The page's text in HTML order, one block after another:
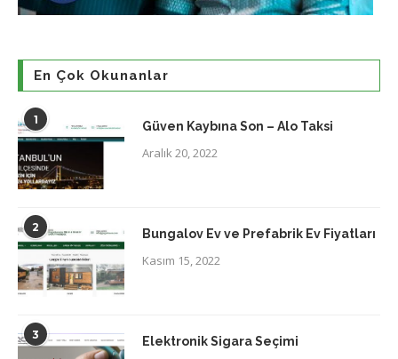
En Çok Okunanlar
1 Güven Kaybına Son – Alo Taksi
Aralık 20, 2022
2 Bungalov Ev ve Prefabrik Ev Fiyatları
Kasım 15, 2022
3 Elektronik Sigara Seçimi